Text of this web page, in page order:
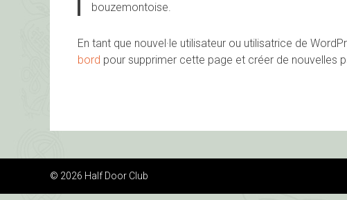
bouzemontoise.
En tant que nouvel·le utilisateur ou utilisatrice de
bord pour supprimer cette page et créer de nouvelles
© 2026 Half Door Club